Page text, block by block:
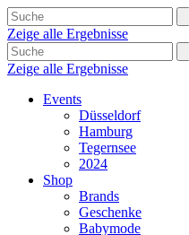
Zeige alle Ergebnisse
Zeige alle Ergebnisse
Events
Düsseldorf
Hamburg
Tegernsee
2024
Shop
Brands
Geschenke
Babymode